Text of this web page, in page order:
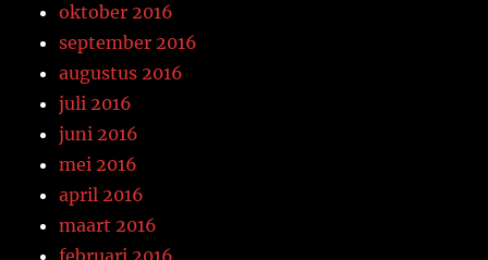
oktober 2016
september 2016
augustus 2016
juli 2016
juni 2016
mei 2016
april 2016
maart 2016